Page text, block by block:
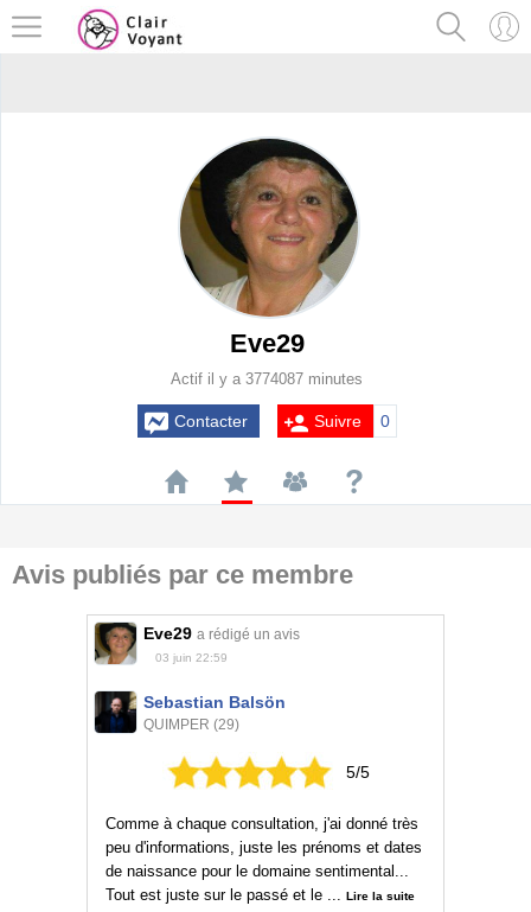
Eve29
Actif il y a 3774087 minutes
Contacter Suivre 0
Avis publiés par ce membre
Eve29 a rédigé un avis
03 juin 22:59
Sebastian Balsön
QUIMPER (29)
5/5
Comme à chaque consultation, j'ai donné très
peu d'informations, juste les prénoms et dates
de naissance pour le domaine sentimental...
Tout est juste sur le passé et le ...
Lire la suite